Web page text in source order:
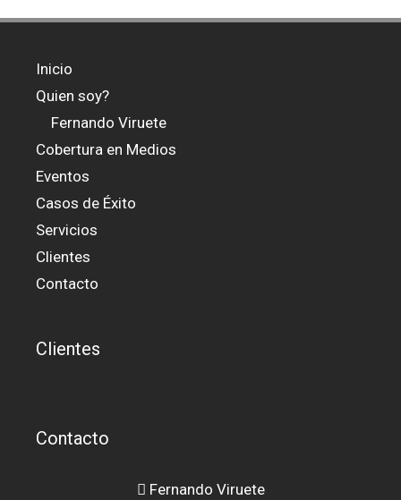
Inicio
Quien soy?
Fernando Viruete
Cobertura en Medios
Eventos
Casos de Éxito
Servicios
Clientes
Contacto
Clientes
Contacto
Fernando Viruete